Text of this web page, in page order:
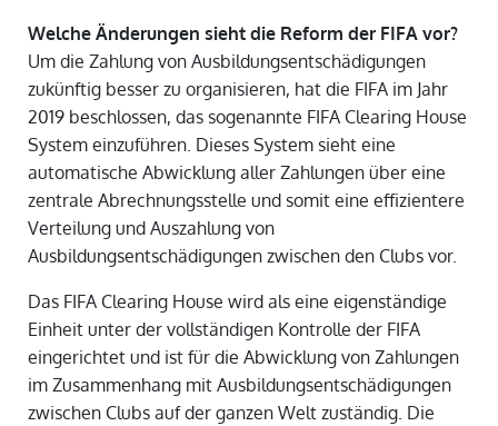
Welche Änderungen sieht die Reform der FIFA vor?
Um die Zahlung von Ausbildungsentschädigungen
zukünftig besser zu organisieren, hat die FIFA im Jahr
2019 beschlossen, das sogenannte FIFA Clearing House
System einzuführen. Dieses System sieht eine
automatische Abwicklung aller Zahlungen über eine
zentrale Abrechnungsstelle und somit eine effizientere
Verteilung und Auszahlung von
Ausbildungsentschädigungen zwischen den Clubs vor.
Das FIFA Clearing House wird als eine eigenständige
Einheit unter der vollständigen Kontrolle der FIFA
eingerichtet und ist für die Abwicklung von Zahlungen
im Zusammenhang mit Ausbildungsentschädigungen
zwischen Clubs auf der ganzen Welt zuständig. Die